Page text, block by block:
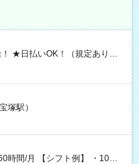
後はコンビニATMから 日払
塚駅）
例】 ・10：